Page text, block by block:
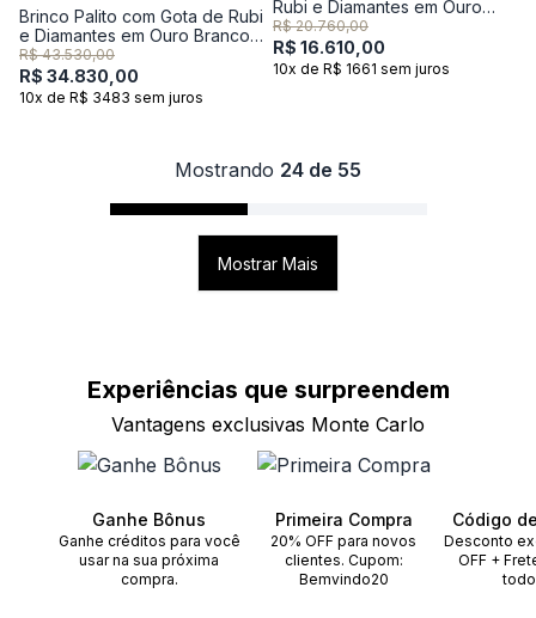
Brinco Palito com Gota de Rubi
e Diamantes em Ouro Branco
18k
R$ 43.530,00
R$ 34.830,00
10x de R$ 3483 sem juros
Rubi e Diamantes em Ouro
Branco 18k
R$ 20.760,00
R$ 16.610,00
10x de R$ 1661 sem juros
Mostrando 24 de 55
Mostrar Mais
Experiências que surpreendem
Vantagens exclusivas Monte Carlo
Ganhe Bônus
Ganhe créditos para você
usar na sua próxima
compra.
Primeira Compra
20% OFF para novos
clientes. Cupom:
Bemvindo20
Código
Desconto
OFF +